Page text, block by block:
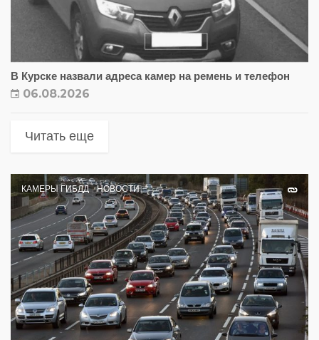
В Курске назвали адреса камер на ремень и телефон
06.08.2026
Читать еще
КАМЕРЫ ГИБДД НОВОСТИ